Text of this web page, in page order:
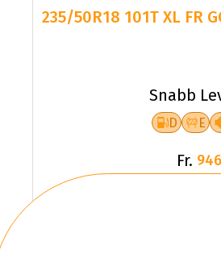
D E
Fr.